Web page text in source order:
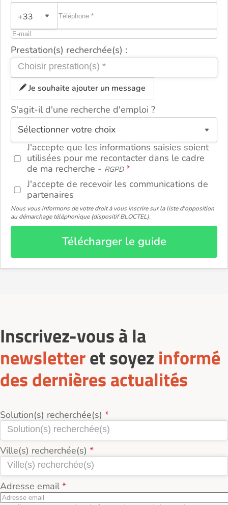
+33
Prestation(s) recherchée(s) :
Je souhaite ajouter un message
S'agit-il d'une recherche d'emploi ?
J'accepte que les informations saisies soient
utilisées pour me recontacter dans le cadre
de ma recherche - RGPD
J'accepte de recevoir les communications de
partenaires
Nous vous informons de votre droit à vous inscrire sur la liste d'opposition
au démarchage téléphonique (dispositif BLOCTEL).
Télécharger le guide
ou
Inscrivez-vous à la
newsletteret soyez informé
des dernières actualités
Solution(s) recherchée(s)
Ville(s) recherchée(s)
Adresse email